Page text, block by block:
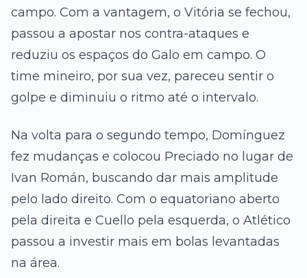
campo. Com a vantagem, o Vitória se fechou,
passou a apostar nos contra-ataques e
reduziu os espaços do Galo em campo. O
time mineiro, por sua vez, pareceu sentir o
golpe e diminuiu o ritmo até o intervalo.
Na volta para o segundo tempo, Domínguez
fez mudanças e colocou Preciado no lugar de
Ivan Román, buscando dar mais amplitude
pelo lado direito. Com o equatoriano aberto
pela direita e Cuello pela esquerda, o Atlético
passou a investir mais em bolas levantadas
na área.